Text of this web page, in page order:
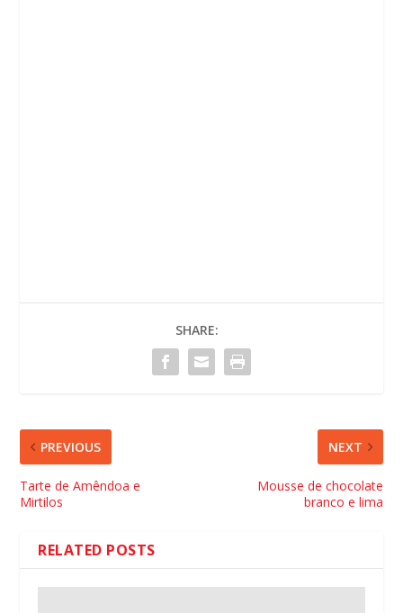
SHARE:
PREVIOUS
Tarte de Amêndoa e
Mirtilos
NEXT
Mousse de chocolate
branco e lima
RELATED POSTS